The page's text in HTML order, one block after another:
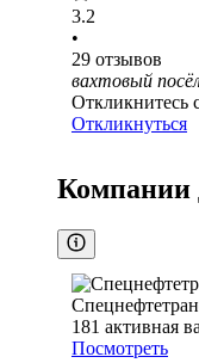
3.2
•
29 отзывов
вахтовый
Откликнитесь
Откликнуться
Компании
181 активная
Посмотреть